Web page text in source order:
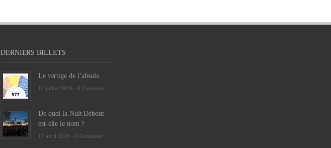
DERNIERS BILLETS
Le vertige de l’absolu
12 juillet 2024 - 0 Comment
De quoi la Nuit Debout
est-elle le nom ?
17 avril 2016 - 0 Comment